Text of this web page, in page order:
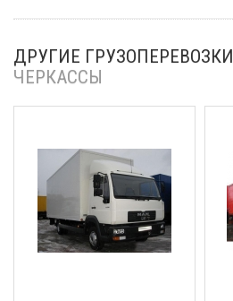
ДРУГИЕ ГРУЗОПЕРЕВОЗКИ
ЧЕРКАССЫ